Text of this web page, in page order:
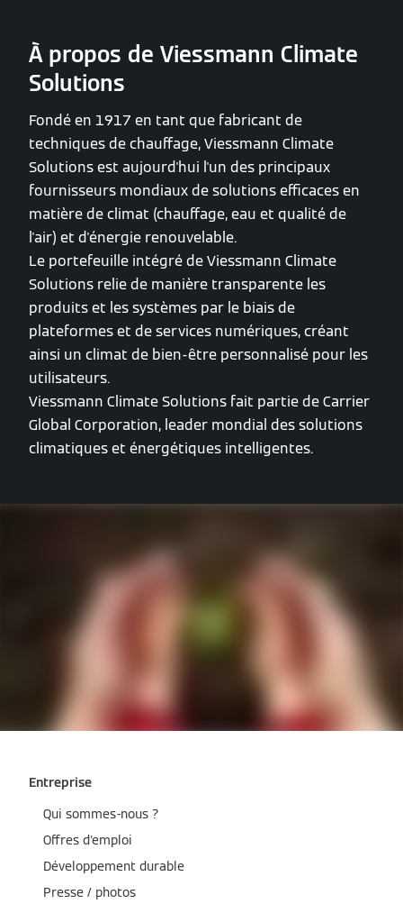
À propos de Viessmann Climate
Solutions
Fondé en 1917 en tant que fabricant de
techniques de chauffage, Viessmann Climate
Solutions est aujourd'hui l'un des principaux
fournisseurs mondiaux de solutions efficaces en
matière de climat (chauffage, eau et qualité de
l'air) et d'énergie renouvelable.
Le portefeuille intégré de Viessmann Climate
Solutions relie de manière transparente les
produits et les systèmes par le biais de
plateformes et de services numériques, créant
ainsi un climat de bien-être personnalisé pour les
utilisateurs.
Viessmann Climate Solutions fait partie de Carrier
Global Corporation, leader mondial des solutions
climatiques et énergétiques intelligentes.
Entreprise
Qui sommes-nous ?
Offres d'emploi
Développement durable
Presse / photos